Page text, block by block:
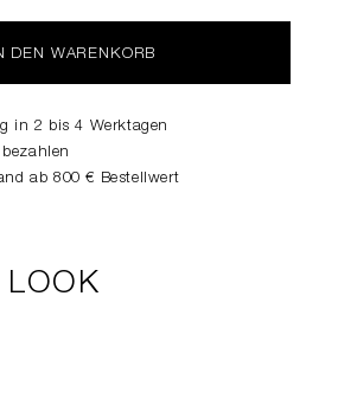
DEN WARENKORB
in 2 bis 4 Werktagen
ab 800 € Bestellwert
LOOK